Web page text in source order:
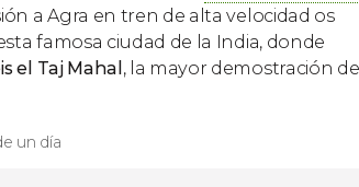
a Agra en tren de alta velocidad os
esta famosa ciudad de la India, donde
el Taj Mahal , la mayor demostración de
un día